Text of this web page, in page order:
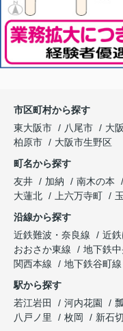
市区町村から探す
東大阪市
八尾市 大
柏原市
大阪市生野区
町名から探す
友井
加納 南木の本
大蓮北
上六万寺町
沿線から探す
近鉄難波・奈良線
近
おおさか東線
地下鉄
関西本線
地下鉄谷町線
駅から探す
若江岩田
河内花園
八戸ノ里
枚岡 新石切